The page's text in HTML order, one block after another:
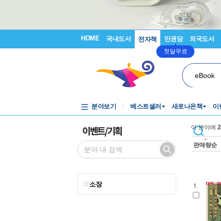
HOME 국내도서 전자책 만권당
첫달무료
외국도서
eBook
분야보기 베스트셀러 새로나온책 이
이벤트/기획
소장
이 분야에 2
판매량순
1.